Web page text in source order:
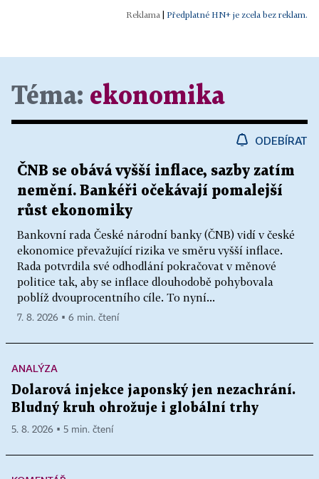
Předplatné HN+ je zcela bez reklam.
Téma: ekonomika
ODEBÍRAT
ČNB se obává vyšší inflace, sazby zatím
nemění. Bankéři očekávají pomalejší
růst ekonomiky
Bankovní rada České národní banky (ČNB) vidí v české
ekonomice převažující rizika ve směru vyšší inflace.
Rada potvrdila své odhodlání pokračovat v měnové
politice tak, aby se inflace dlouhodobě pohybovala
poblíž dvouprocentního cíle. To nyní...
7. 8. 2026 ▪ 6 min. čtení
ANALÝZA
Dolarová injekce japonský jen nezachrání.
Bludný kruh ohrožuje i globální trhy
5. 8. 2026 ▪ 5 min. čtení